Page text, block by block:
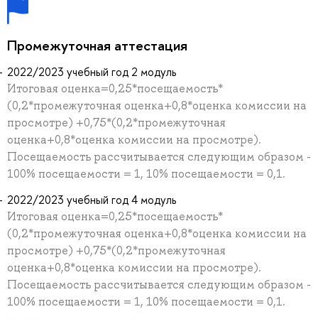
Промежуточная аттестация
2022/2023 учебный год 2 модуль
Итоговая оценка=0,25*посещаемость*
(0,2*промежуточная оценка+0,8*оценка комиссии на
просмотре) +0,75*(0,2*промежуточная
оценка+0,8*оценка комиссии на просмотре).
Посещаемость рассчитывается следующим образом -
100% посещаемости = 1, 10% посещаемости = 0,1.
2022/2023 учебный год 4 модуль
Итоговая оценка=0,25*посещаемость*
(0,2*промежуточная оценка+0,8*оценка комиссии на
просмотре) +0,75*(0,2*промежуточная
оценка+0,8*оценка комиссии на просмотре).
Посещаемость рассчитывается следующим образом -
100% посещаемости = 1, 10% посещаемости = 0,1.